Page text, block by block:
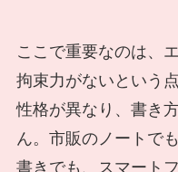
ここで重要なのは、
拘束力がないという
性格が異なり、書き
ん。市販のノートで
書きでも、スマート